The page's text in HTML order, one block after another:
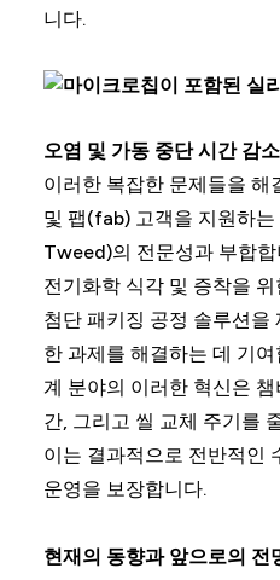
니다.
오염 및 가동 중단 시간 감소
이러한 복잡한 문제들을 해
및 팹(fab) 고객을 지원하
Tweed)의 전문성과 부합
전기화학 식각 및 증착을
첨단 패키징 공정 솔루션을
한 과제를 해결하는 데 기
계 분야의 이러한 혁신은
간, 그리고 씰 교체 주기를
이는 결과적으로 전반적인
운영을 보장합니다.
현재의 동향과 앞으로의 전